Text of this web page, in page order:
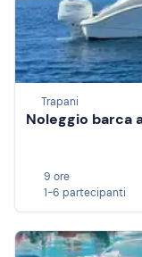
Trapani
Noleggio barca
9 ore
1-6 partecipanti